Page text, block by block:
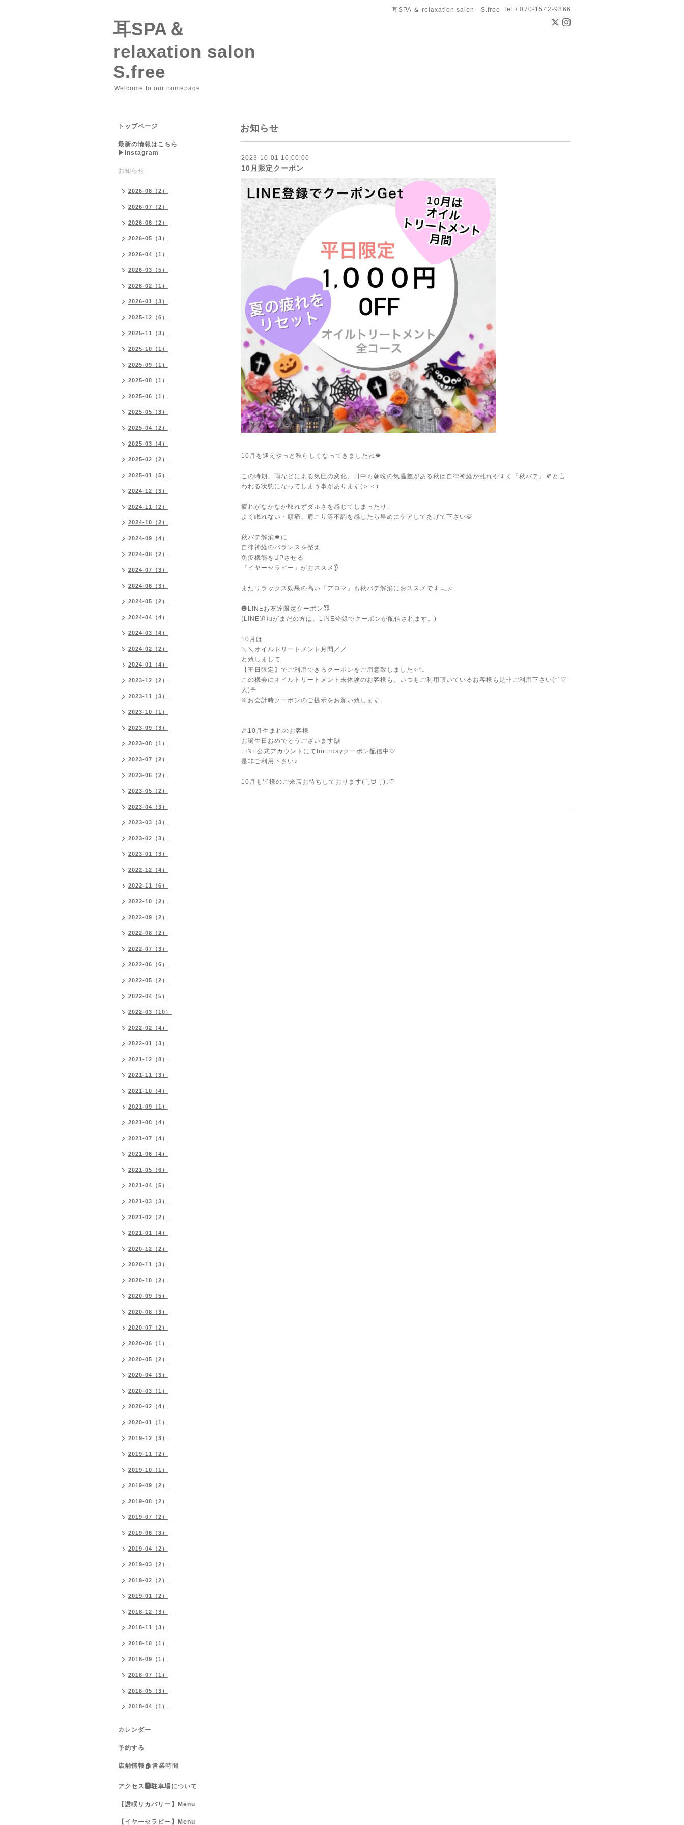
耳SPA ＆ relaxation salon S.free Tel / 070-1542-9866
耳SPA＆
relaxation salon
S.free
Welcome to our homepage
お知らせ
2023-10-01 10:00:00
10月限定クーポン
10月を迎えやっと秋らしくなってきましたね🍁
この時期、雨などによる気圧の変化、日中も朝晩の気温差がある秋は自律神経が乱れやすく『秋バテ』🍂と言
われる状態になってしまう事があります(＞＜)
疲れがなかなか取れずダルさを感じてしまったり、
よく眠れない・頭痛、肩こり等不調を感じたら早めにケアしてあげて下さい🍃
秋バテ解消🍁に
自律神経のバランスを整え
免疫機能をUPさせる
『イヤーセラピー』がおススメ👂
またリラックス効果の高い『アロマ』も秋バテ解消におススメです𓂃𓈒𓏸
🎃LINEお友達限定クーポン😈
(LINE追加がまだの方は、LINE登録でクーポンが配信されます。)
10月は
＼＼オイルトリートメント月間／／
と致しまして
【平日限定】でご利用できるクーポンをご用意致しました✧*。
この機会にオイルトリートメント未体験のお客様も、いつもご利用頂いているお客様も是非ご利用下さい(*´▽`
人)🌹
※お会計時クーポンのご提示をお願い致します。
🎉10月生まれのお客様
お誕生日おめでとうございます🙌
LINE公式アカウントにてbirthdayクーポン配信中🤍
是非ご利用下さい♪
10月も皆様のご来店お待ちしております( ´͈ ᗨ `͈ )◞︎♡⃛︎
トップページ
最新の情報はこちら
▶︎Instagram
お知らせ
2026-08（2）
2026-07（2）
2026-06（2）
2026-05（3）
2026-04（1）
2026-03（5）
2026-02（1）
2026-01（3）
2025-12（6）
2025-11（3）
2025-10（1）
2025-09（1）
2025-08（1）
2025-06（1）
2025-05（3）
2025-04（2）
2025-03（4）
2025-02（2）
2025-01（5）
2024-12（3）
2024-11（2）
2024-10（2）
2024-09（4）
2024-08（2）
2024-07（3）
2024-06（3）
2024-05（2）
2024-04（4）
2024-03（4）
2024-02（2）
2024-01（4）
2023-12（2）
2023-11（3）
2023-10（1）
2023-09（3）
2023-08（1）
2023-07（2）
2023-06（2）
2023-05（2）
2023-04（3）
2023-03（3）
2023-02（3）
2023-01（3）
2022-12（4）
2022-11（6）
2022-10（2）
2022-09（2）
2022-08（2）
2022-07（3）
2022-06（6）
2022-05（2）
2022-04（5）
2022-03（10）
2022-02（4）
2022-01（3）
2021-12（8）
2021-11（3）
2021-10（4）
2021-09（1）
2021-08（4）
2021-07（4）
2021-06（4）
2021-05（6）
2021-04（5）
2021-03（3）
2021-02（2）
2021-01（4）
2020-12（2）
2020-11（3）
2020-10（2）
2020-09（5）
2020-08（3）
2020-07（2）
2020-06（1）
2020-05（2）
2020-04（3）
2020-03（1）
2020-02（4）
2020-01（1）
2019-12（3）
2019-11（2）
2019-10（1）
2019-09（2）
2019-08（2）
2019-07（2）
2019-06（3）
2019-04（2）
2019-03（2）
2019-02（2）
2019-01（2）
2018-12（3）
2018-11（3）
2018-10（1）
2018-09（1）
2018-07（1）
2018-05（3）
2018-04（1）
カレンダー
予約する
店舗情報🏠営業時間
アクセス🅿️駐車場について
【誘眠リカバリー】Menu
【イヤーセラピー】Menu